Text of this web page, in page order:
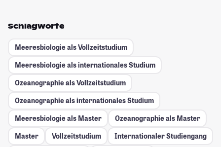
Schlagworte
Meeresbiologie als Vollzeitstudium
Meeresbiologie als internationales Studium
Ozeanographie als Vollzeitstudium
Ozeanographie als internationales Studium
Meeresbiologie als Master
Ozeanographie als Master
Master
Vollzeitstudium
Internationaler Studiengang